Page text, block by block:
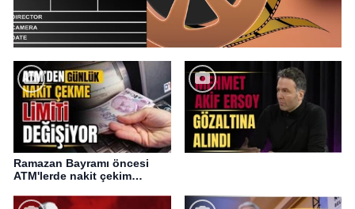
Ramazan Bayramı öncesi
ATM'lerde nakit çekim